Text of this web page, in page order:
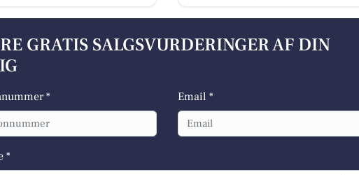
GRATIS SALGSVURDERINGER AF DIN
* Email *
*